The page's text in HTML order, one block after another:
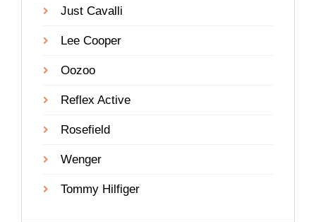
Just Cavalli
Lee Cooper
Oozoo
Reflex Active
Rosefield
Wenger
Tommy Hilfiger